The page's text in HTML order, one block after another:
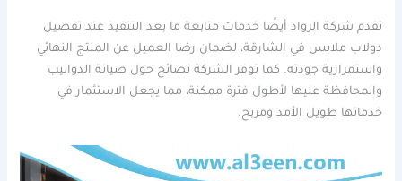
تقدم شركة الرواد أيضًا خدمات متابعة ما بعد التنفيذ عند تفصيل
دولاب ملابس في الشارقة، لضمان رضا العميل عن المنتج النهائي
واستمرارية جودته. كما توفر الشركة نصائح حول صيانة الدواليب
والمحافظة عليها لأطول فترة ممكنة، مما يجعل الاستثمار في
خدماتها طويل الأمد ومربح.